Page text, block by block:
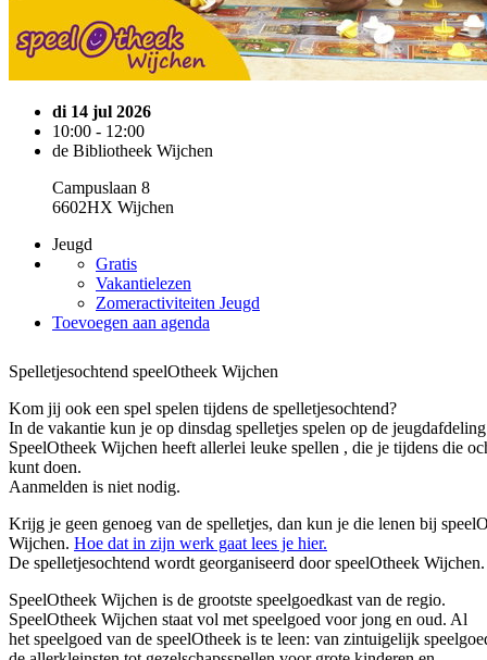
di 14 jul 2026
10:00 - 12:00
de Bibliotheek Wijchen
Campuslaan 8
6602HX Wijchen
Jeugd
Gratis
Vakantielezen
Zomeractiviteiten Jeugd
Toevoegen aan agenda
Spelletjesochtend speelOtheek Wijchen
Kom jij ook een spel spelen tijdens de spelletjesochtend?
In de vakantie kun je op dinsdag spelletjes spelen op de
SpeelOtheek Wijchen heeft allerlei leuke spellen , die je tijdens die
kunt doen.
Aanmelden is niet nodig.
Krijg je geen genoeg van de spelletjes, dan kun je die lenen bij
Wijchen. Hoe dat in zijn werk gaat lees je hier.
De spelletjesochtend wordt georganiseerd door speelOtheek Wijchen.
SpeelOtheek Wijchen is de grootste speelgoedkast van de regio.
SpeelOtheek Wijchen staat vol met speelgoed voor jong en oud. Al
het speelgoed van de speelOtheek is te leen: van zintuigelijk